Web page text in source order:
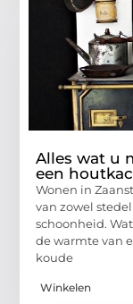
Alles wat u
een
Wonen in
van zowel
schoonheid.
de warmte van
koude
Winkelen